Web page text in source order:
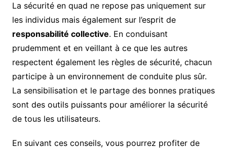
La sécurité en quad ne repose pas uniquement sur
les individus mais également sur l’esprit de
responsabilité collective. En conduisant
prudemment et en veillant à ce que les autres
respectent également les règles de sécurité, chacun
participe à un environnement de conduite plus sûr.
La sensibilisation et le partage des bonnes pratiques
sont des outils puissants pour améliorer la sécurité
de tous les utilisateurs.
En suivant ces conseils, vous pourrez profiter de